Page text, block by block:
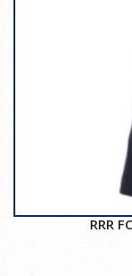
RRR